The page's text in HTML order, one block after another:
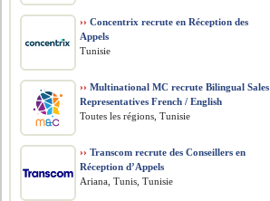
›› Concentrix recrute en Réception des
Appels
Tunisie
›› Multinational MC recrute Bilingual Sales
Representatives French / English
Toutes les régions, Tunisie
›› Transcom recrute des Conseillers en
Réception d’Appels
Ariana, Tunis, Tunisie